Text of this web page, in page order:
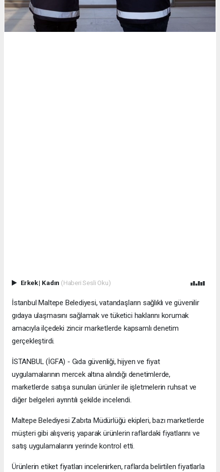
Erkek| Kadın (Haberi Sesli Oku)
İstanbul Maltepe Belediyesi, vatandaşların sağlıklı ve güvenilir
gıdaya ulaşmasını sağlamak ve tüketici haklarını korumak
amacıyla ilçedeki zincir marketlerde kapsamlı denetim
gerçekleştirdi.
İSTANBUL (İGFA) - Gıda güvenliği, hijyen ve fiyat
uygulamalarının mercek altına alındığı denetimlerde,
marketlerde satışa sunulan ürünler ile işletmelerin ruhsat ve
diğer belgeleri ayrıntılı şekilde incelendi.
Maltepe Belediyesi Zabıta Müdürlüğü ekipleri, bazı marketlerde
müşteri gibi alışveriş yaparak ürünlerin raflardaki fiyatlarını ve
satış uygulamalarını yerinde kontrol etti.
Ürünlerin etiket fiyatları incelenirken, raflarda belirtilen fiyatlarla